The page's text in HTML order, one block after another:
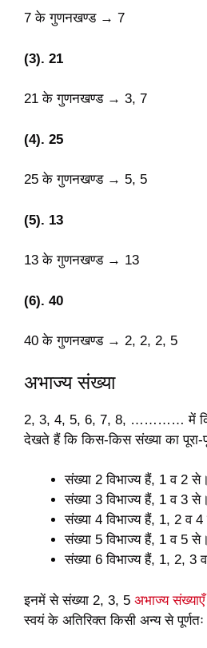
7 के गुणनखण्ड → 7
(3). 21
21 के गुणनखण्ड → 3, 7
(4). 25
25 के गुणनखण्ड → 5, 5
(5). 13
13 के गुणनखण्ड → 13
(6). 40
40 के गुणनखण्ड → 2, 2, 2, 5
अभाज्य संख्या
2, 3, 4, 5, 6, 7, 8, ………… में
देखते हैं कि किस-किस संख्या का पूरा-
संख्या 2 विभाज्य हैं, 1 व 2 से।
संख्या 3 विभाज्य हैं, 1 व 3 से।
संख्या 4 विभाज्य हैं, 1, 2 व
संख्या 5 विभाज्य हैं, 1 व 5 से।
संख्या 6 विभाज्य हैं, 1, 2, 3
इनमें से संख्या 2, 3, 5 अभाज्य संख्याएँ
स्वयं के अतिरिक्त किसी अन्य से पूर्णतः